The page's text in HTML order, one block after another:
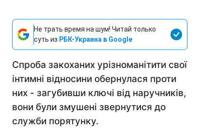
Не трать время на шум! Читай только
суть из РБК-Украина в Google
Спроба закоханих урізноманітити свої
інтимні відносини обернулася проти
них - загубивши ключі від наручників,
вони були змушені звернутися до
служби порятунку.